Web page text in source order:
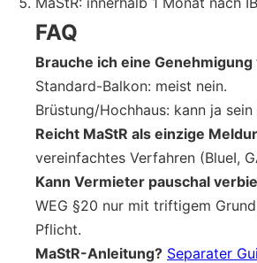
FAQ
Brauche ich eine Genehmigung
Standard-Balkon: meist nein.
Brüstung/Hochhaus: kann ja
Reicht MaStR als einzige
vereinfachtes Verfahren (BlueI,
Kann Vermieter pauschal
WEG §20 nur mit triftigem
Pflicht.
MaStR-Anleitung? Separater